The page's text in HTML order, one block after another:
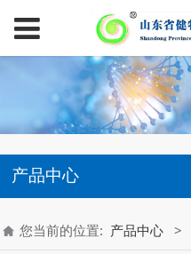
产品中心
您当前的位置: 产品中心 >